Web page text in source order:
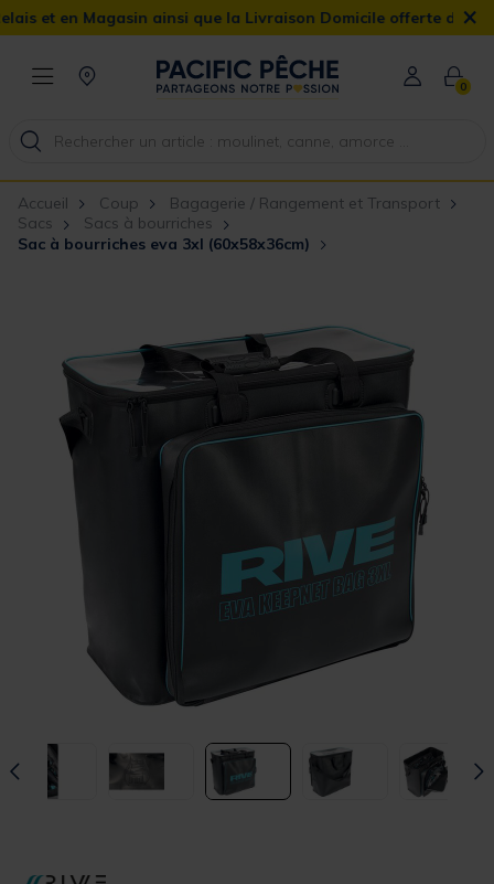
Magasin ainsi que la Livraison Domicile offerte dès 90€ ×
0
Accueil Coup
Bagagerie / Rangement et Transport
Sacs
Sacs à bourriches
Sac à bourriches eva 3xl (60x58x36cm)